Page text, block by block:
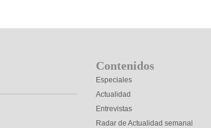
Contenidos
Especiales
Actualidad
Entrevistas
Radar de Actualidad semanal